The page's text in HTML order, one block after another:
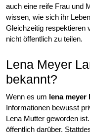
auch eine reife Frau und
wissen, wie sich ihr
Gleichzeitig respektieren
nicht öffentlich zu teilen.
Lena Meyer
bekannt?
Wenn es um lena meyer
Informationen bewusst
Lena Mutter geworden
öffentlich darüber.